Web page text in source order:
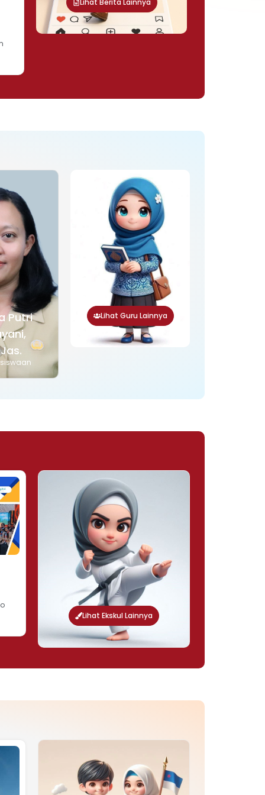
Lihat Berita Lainnya
Putri
Lihat Guru Lainnya
Lihat Ekskul Lainnya